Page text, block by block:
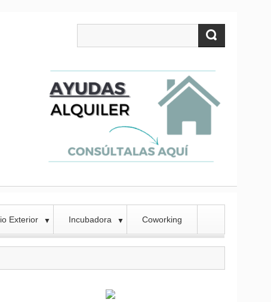
Exterior ▼ Incubadora ▼ Coworking